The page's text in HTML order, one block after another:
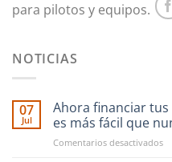
para pilotos y equipos.
NOTICIAS
07
Jul
Ahora financiar
es más fácil que
Comentarios desactivadosen